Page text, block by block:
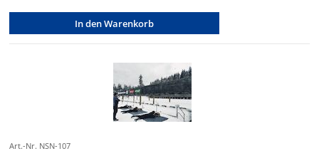
In den Warenkorb
Art.-Nr. NSN-107